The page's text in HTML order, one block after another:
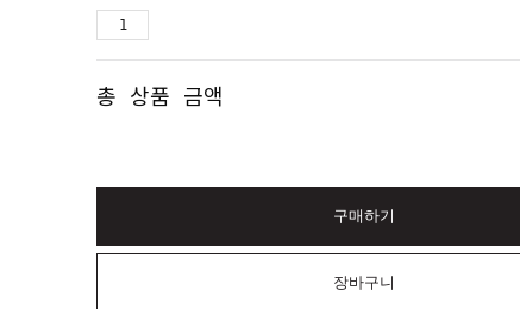
총 상품 금액
구매하기
장바구니